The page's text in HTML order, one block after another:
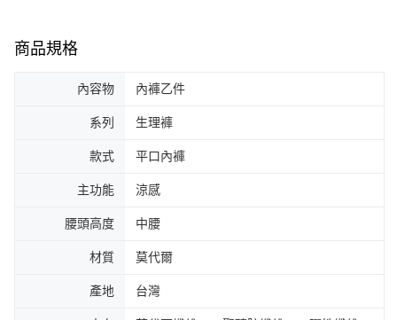
商品規格
內容物 內褲乙件
系列 生理褲
款式 平口內褲
主功能 涼感
腰頭高度 中腰
材質 莫代爾
產地 台灣